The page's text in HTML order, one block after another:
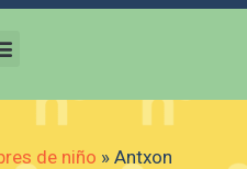
de niño » Antxon